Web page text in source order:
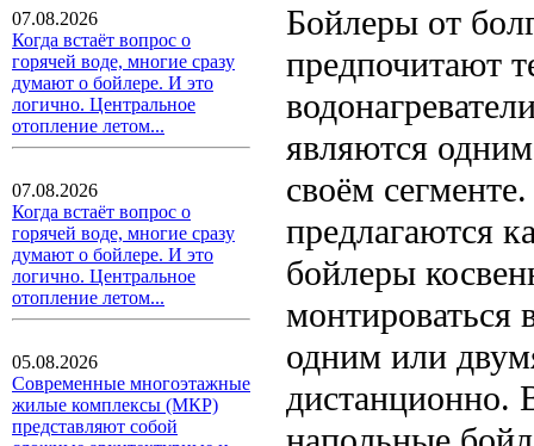
07.08.2026
Когда встаёт вопрос о
горячей воде, многие сразу
думают о бойлере. И это
логично. Центральное
отопление летом...
07.08.2026
Когда встаёт вопрос о
горячей воде, многие сразу
думают о бойлере. И это
логично. Центральное
отопление летом...
05.08.2026
Современные многоэтажные
жилые комплексы (МКР)
представляют собой
Бойлеры от
предпочитают
являются
своём
предлагаются
бойлеры
монтироваться
одним или
дистанционно.